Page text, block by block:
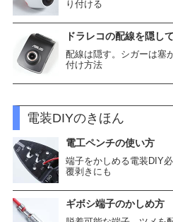
り付ける
ドラレコの配線を隠し
配線は隠す。シガーは塞
付け方法
電装DIYのきほん
電工ペンチの使い方
端子をかしめる電装DIY
覆剥きにも
ギボシ端子のかしめ方